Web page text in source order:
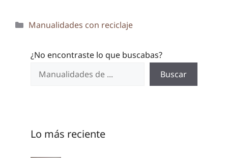
Categorías
Manualidades con reciclaje
¿No encontraste lo que buscabas?
Buscar
Lo más reciente